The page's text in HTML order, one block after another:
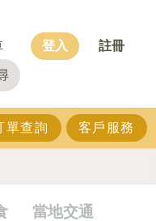
登入 註冊
單查詢 客戶服務
當地交通